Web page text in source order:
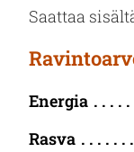
Saat­taa
Energia
Rasva